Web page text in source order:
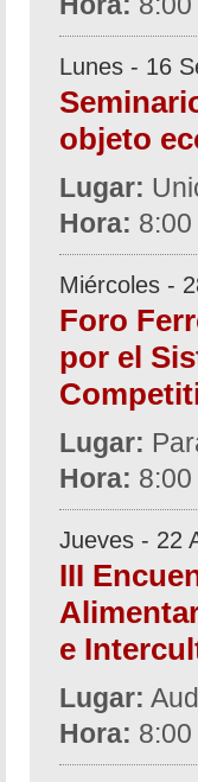
Lunes - 16
objeto
Lugar:
Hora: 8:00
Miércoles -
Foro
por el
Lugar:
Hora: 8:00
Jueves - 22
III
e
Lugar:
Hora: 8:00